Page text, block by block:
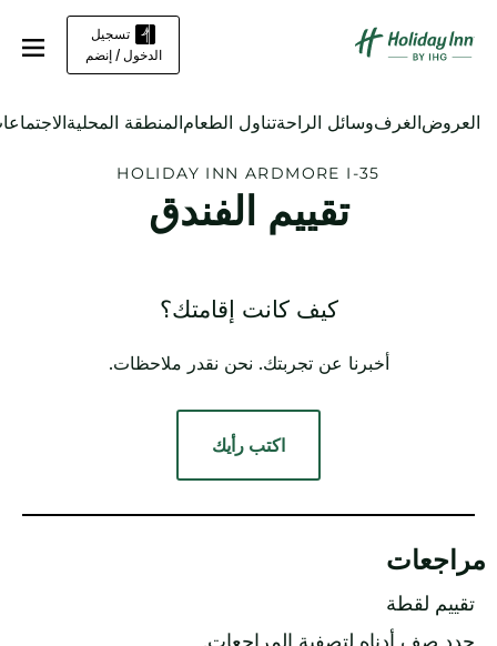
تسجيل
الدخول / إنضم
العروضالغرفوسائل الراحةتناول الطعامالمنطقة المحلية
HOLIDAY INN ARDMORE I-35
تقييم الفندق
كيف كانت إقامتك؟
أخبرنا عن تجربتك. نحن نقدر ملاحظات.
اكتب رأيك